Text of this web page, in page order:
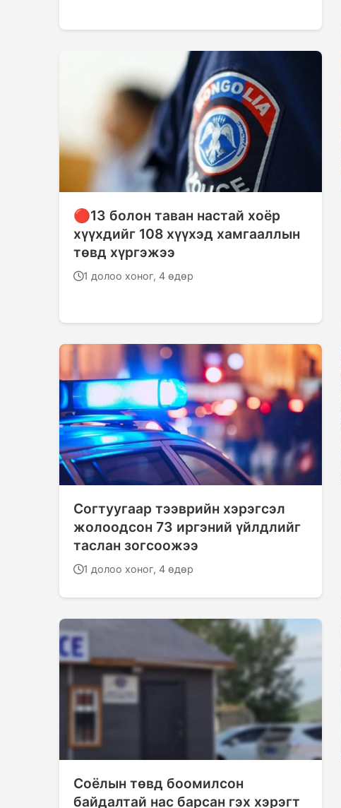
🔴13 болон таван настай хоёр
хүүхдийг 108 хүүхэд хамгааллын
төвд хүргэжээ
1 долоо хоног, 4 өдөр
Согтуугаар тээврийн хэрэгсэл
жолоодсон 73 иргэний үйлдлийг
таслан зогсоожээ
1 долоо хоног, 4 өдөр
Соёлын төвд боомилсон
байдалтай нас барсан гэх хэрэгт